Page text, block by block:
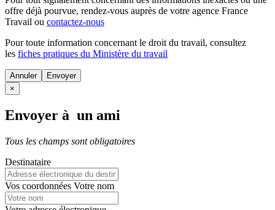
offre déjà pourvue, rendez-vous auprès de votre agence France
Travail ou contactez-nous
Pour toute information concernant le droit du travail, consultez
les fiches pratiques du Ministère du travail
Annuler
×
Envoyer à un ami
Tous les champs sont obligatoires
Destinataire
Vos coordonnées Votre nom